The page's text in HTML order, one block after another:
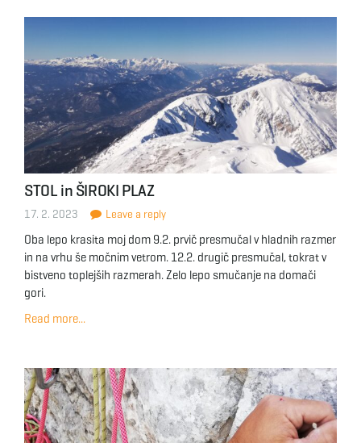
STOL in ŠIROKI PLAZ
17. 2. 2023 Leave a reply
Oba lepo krasita moj dom 9.2. prvič presmučal v hladnih razmer
in na vrhu še močnim vetrom. 12.2. drugič presmučal, tokrat v
bistveno toplejših razmerah. Zelo lepo smučanje na domači
gori.
Read more...